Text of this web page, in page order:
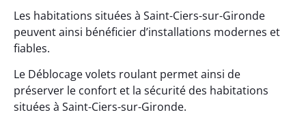
Les habitations situées à Saint-Ciers-sur-Gironde
peuvent ainsi bénéficier d’installations modernes et
fiables.
Le Déblocage volets roulant permet ainsi de
préserver le confort et la sécurité des habitations
situées à Saint-Ciers-sur-Gironde.